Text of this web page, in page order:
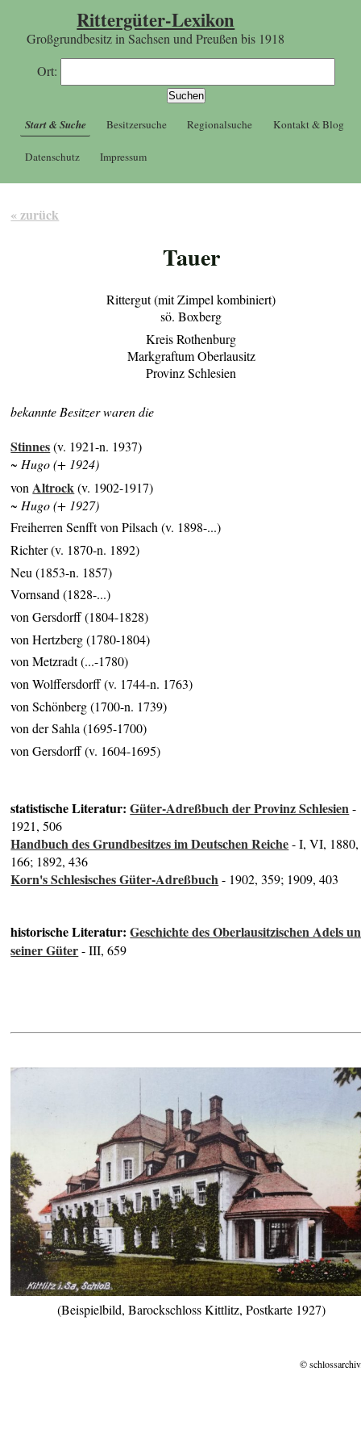
Rittergüter-Lexikon
Großgrundbesitz in Sachsen und Preußen bis 1918
Ort:
Start & Suche Besitzersuche Regionalsuche Kontakt & Blog
Datenschutz Impressum
« zurück
Tauer
Rittergut (mit Zimpel kombiniert)
sö. Boxberg
Kreis Rothenburg
Markgraftum Oberlausitz
Provinz Schlesien
bekannte Besitzer waren die
Stinnes(v. 1921-n. 1937)
~ Hugo (+ 1924)
von Altrock(v. 1902-1917)
~ Hugo (+ 1927)
Freiherren Senfft von Pilsach (v. 1898-...)
Richter (v. 1870-n. 1892)
Neu (1853-n. 1857)
Vornsand (1828-...)
von Gersdorff (1804-1828)
von Hertzberg (1780-1804)
von Metzradt (...-1780)
von Wolffersdorff (v. 1744-n. 1763)
von Schönberg (1700-n. 1739)
von der Sahla (1695-1700)
von Gersdorff (v. 1604-1695)
statistische Literatur:Güter-Adreßbuch der Provinz Schlesien-
1921, 506
Handbuch des Grundbesitzes im Deutschen Reiche- I, VI, 1880,
166; 1892, 436
Korn's Schlesisches Güter-Adreßbuch- 1902, 359; 1909, 403
historische Literatur:Geschichte des Oberlausitzischen Adels
seiner Güter- III, 659
(Beispielbild, Barockschloss Kittlitz, Postkarte 1927)
©